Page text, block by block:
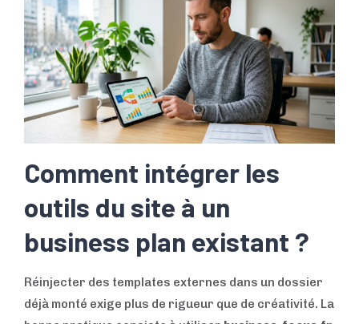
Comment intégrer les
outils du site à un
business plan existant ?
Réinjecter des templates externes dans un dossier
déjà monté exige plus de rigueur que de créativité. La